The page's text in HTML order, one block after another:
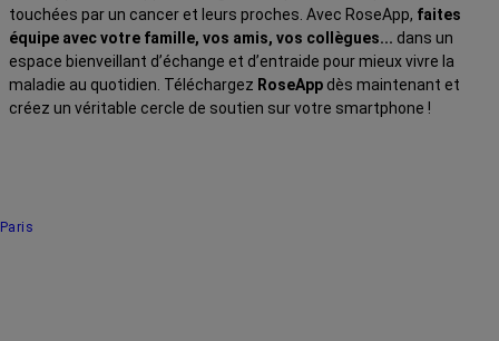
touchées par un cancer et leurs proches. Avec RoseApp, faites
équipe avec votre famille, vos amis, vos collègues... dans un
espace bienveillant d’échange et d’entraide pour mieux vivre la
maladie au quotidien. Téléchargez RoseApp dès maintenant et
créez un véritable cercle de soutien sur votre smartphone !
Paris